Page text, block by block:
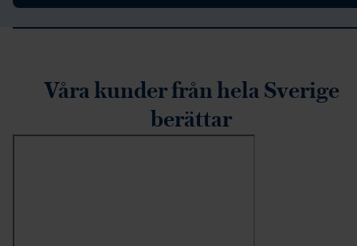
recensioner
Våra kunder från hela Sverige
berättar